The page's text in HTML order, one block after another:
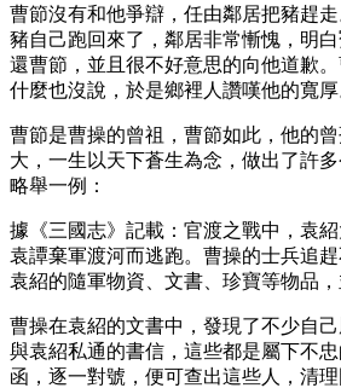
曹節沒有和他爭辯，任由鄰居把豬趕
豬自己跑回來了，鄰居非常慚愧，明
還曹節，並且很不好意思的向他道歉。
什麼也沒說，於是鄉裡人讚嘆他的寬厚
曹節是曹操的曾祖，曹節如此，他的
大，一生以天下蒼生為念，做出了許
略舉一例：
據《三國志》記載：官渡之戰中，袁
袁譚棄軍渡河而逃跑。曹操的士兵追
袁紹的隨軍物資、文書、珍寶等物品，
曹操在袁紹的文書中，發現了不少自
與袁紹私通的書信，這些都是屬下不
函，逐一對號，便可查出這些人，清